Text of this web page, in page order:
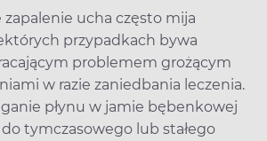
ucha często mija
przypadkach bywa
problemem grożącym
w razie zaniedbania leczenia.
płynu w jamie bębenkowej
tymczasowego lub stałego